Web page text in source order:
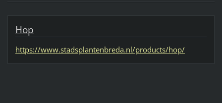
Hop
https://www.stadsplantenbreda.nl/products/hop/